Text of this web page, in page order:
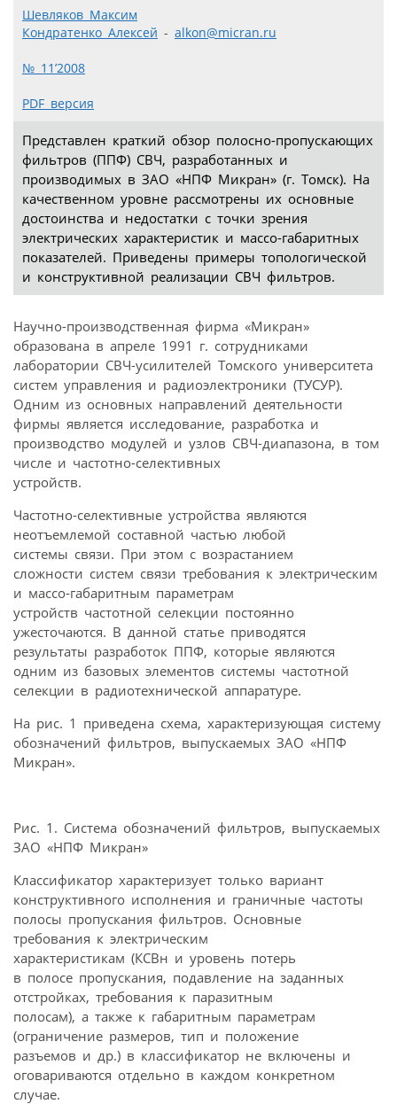
Шевляков Максим
Кондратенко Алексей - alkon@micran.ru
№ 11’2008
PDF версия
Представлен краткий обзор полосно-пропускающих
фильтров (ППФ) СВЧ, разработанных и
производимых в ЗАО «НПФ Микран» (г. Томск). На
качественном уровне рассмотрены их основные
достоинства и недостатки с точки зрения
электрических характеристик и массо-габаритных
показателей. Приведены примеры топологической
и конструктивной реализации СВЧ фильтров.
Научно-производственная фирма «Микран»
образована в апреле 1991 г. сотрудниками
лаборатории СВЧ-усилителей Томского университета
систем управления и радиоэлектроники (ТУСУР).
Одним из основных направлений деятельности
фирмы является исследование, разработка и
производство модулей и узлов СВЧ-диапазона, в том
числе и частотно-селективных
устройств.
Частотно-селективные устройства являются
неотъемлемой составной частью любой
системы связи. При этом с возрастанием
сложности систем связи требования к электрическим
и массо-габаритным параметрам
устройств частотной селекции постоянно
ужесточаются. В данной статье приводятся
результаты разработок ППФ, которые являются
одним из базовых элементов системы частотной
селекции в радиотехнической аппаратуре.
На рис. 1 приведена схема, характеризующая систему
обозначений фильтров, выпускаемых ЗАО «НПФ
Микран».
Рис. 1. Система обозначений фильтров, выпускаемых
ЗАО «НПФ Микран»
Классификатор характеризует только вариант
конструктивного исполнения и граничные частоты
полосы пропускания фильтров. Основные
требования к электрическим
характеристикам (КСВн и уровень потерь
в полосе пропускания, подавление на заданных
отстройках, требования к паразитным
полосам), а также к габаритным параметрам
(ограничение размеров, тип и положение
разъемов и др.) в классификатор не включены и
оговариваются отдельно в каждом конкретном
случае.